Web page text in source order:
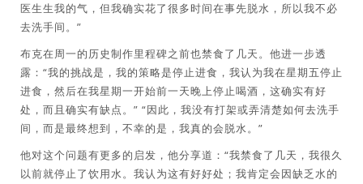
医生生我的气，但我确实花了很多时间在事先脱水，所以我不必
去洗手间。”
布克在周一的历史制作里程碑之前也禁食了几天。他进一步透
露：“我的挑战是，我的策略是停止进食，我认为我在星期五停止
进食，然后在我星期一开始前一天晚上停止喝酒，这确实有好
处，而且确实有缺点。” “因此，我没有打架或弄清楚如何去洗手
间，而是最终想到，不幸的是，我真的会脱水。”
他对这个问题有更多的启发，他分享道：“我禁食了几天，我很久
以前就停止了饮用水。我认为这有好好处；我肯定会因缺乏水的